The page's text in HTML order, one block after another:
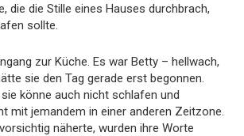
die die Stille eines Hauses durchbrach,
sollte.
zur Küche. Es war Betty – hellwach,
sie den Tag gerade erst begonnen.
könne auch nicht schlafen und
mit jemandem in einer anderen Zeitzone.
näherte, wurden ihre Worte